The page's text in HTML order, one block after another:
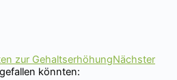
zur GehaltserhöhungNächster
könnten: